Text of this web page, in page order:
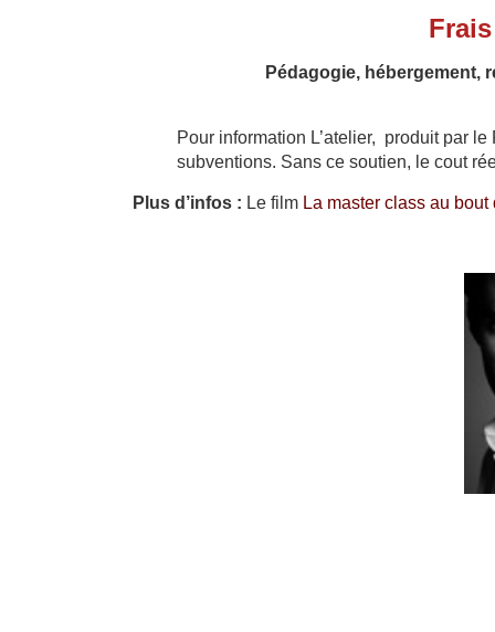
Pédagogie, hébergement,
Pour information L’atelier, produit par
subventions. Sans ce soutien, le cout
Plus d’infos : Le film La master class au bout